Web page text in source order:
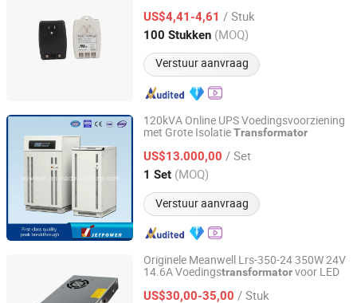
US$4,41-4,61 / Stuk
100 Stukken (MOQ)
Verstuur aanvraag
Anhui, China Sinds 2020
120kVA Online UPS Voedingsvoorziening
met Grote IsolatieTransformator
US$13.000,00 / Set
1 Set (MOQ)
Verstuur aanvraag
Qingdao Powtech Electronics Co., Ltd.
Shandong, China Sinds 2008
Originele Meanwell Lrs-350-24 350W 24V
14.6A Voedingstransformatorvoor LED
US$30,00-35,00 / Stuk
Wuhan Su Wei Tong Da Technology Co., Ltd.